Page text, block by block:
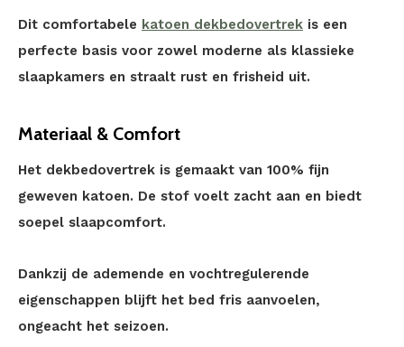
Dit comfortabele katoen dekbedovertrek is een
perfecte basis voor zowel moderne als klassieke
slaapkamers en straalt rust en frisheid uit.
Materiaal & Comfort
Het dekbedovertrek is gemaakt van 100% fijn
geweven katoen. De stof voelt zacht aan en biedt
soepel slaapcomfort.
Dankzij de ademende en vochtregulerende
eigenschappen blijft het bed fris aanvoelen,
ongeacht het seizoen.